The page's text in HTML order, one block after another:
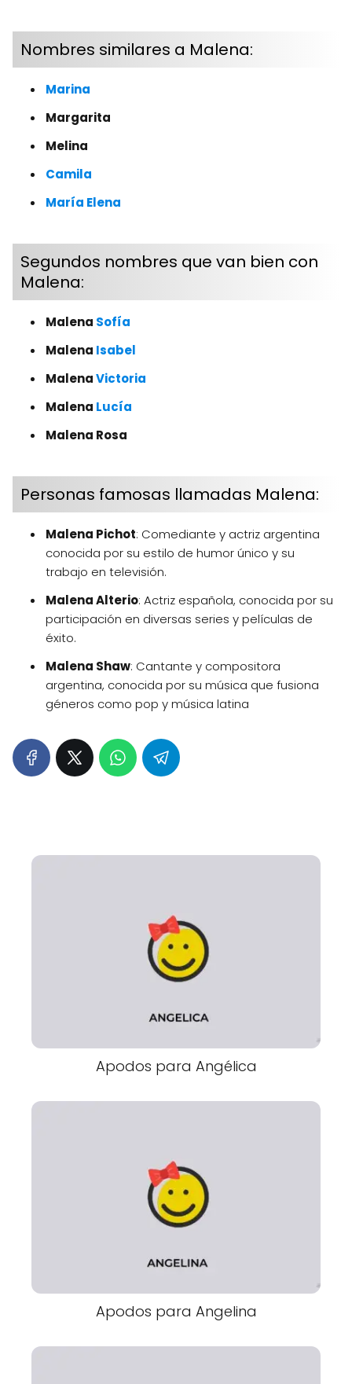
Nombres similares a Malena:
Marina
Margarita
Melina
Camila
María Elena
Segundos nombres que van bien con
Malena:
Malena Sofía
Malena Isabel
MalenaVictoria
Malena Lucía
Malena Rosa
Personas famosas llamadas Malena:
Malena Pichot: Comediante y actriz argentina
conocida por su estilo de humor único y su
trabajo en televisión.
Malena Alterio: Actriz española, conocida por su
participación en diversas series y películas de
éxito.
Malena Shaw: Cantante y compositora
argentina, conocida por su música que fusiona
géneros como pop y música latina
Apodos para Angélica
Apodos para Angelina